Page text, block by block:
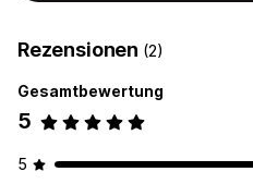
Rezensionen (2)
Gesamtbewertung
5
5